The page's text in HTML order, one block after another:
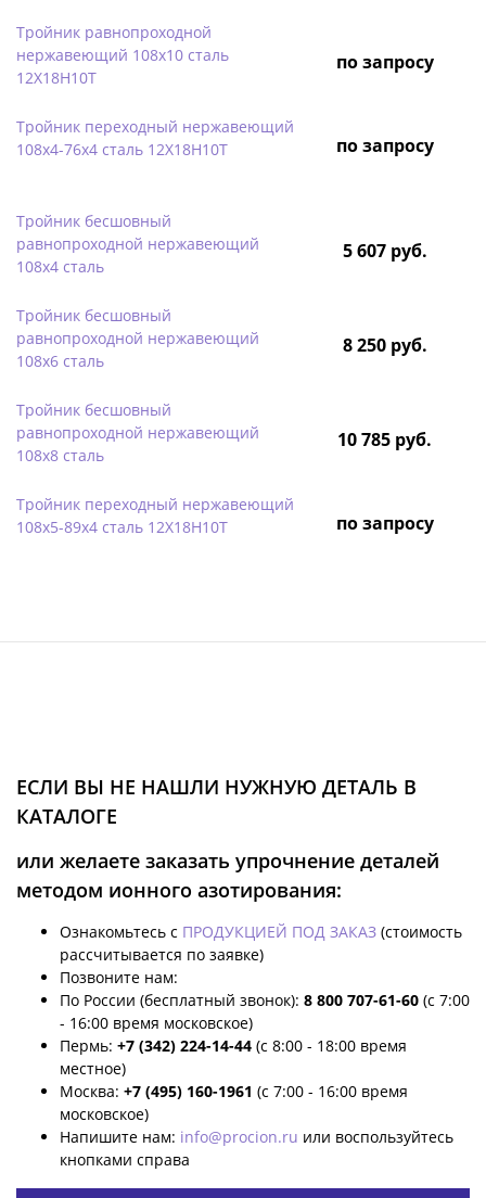
Тройник равнопроходной
нержавеющий 108х10 сталь
12Х18Н10Т
по запросу
Тройник переходный нержавеющий
108х4-76х4 сталь 12Х18Н10Т
по запросу
Тройник бесшовный
равнопроходной нержавеющий
108х4 сталь
5 607 руб.
Тройник бесшовный
равнопроходной нержавеющий
108х6 сталь
8 250 руб.
Тройник бесшовный
равнопроходной нержавеющий
108х8 сталь
10 785 руб.
Тройник переходный нержавеющий
108х5-89х4 сталь 12Х18Н10Т
по запросу
ЕСЛИ ВЫ НЕ НАШЛИ НУЖНУЮ ДЕТАЛЬ В
КАТАЛОГЕ
или желаете заказать упрочнение деталей
методом ионного азотирования:
Ознакомьтесь с ПРОДУКЦИЕЙ ПОД ЗАКАЗ (стоимость
рассчитывается по заявке)
Позвоните нам:
По России (бесплатный звонок): 8 800 707-61-60 (с 7:00
- 16:00 время московское)
Пермь: +7 (342) 224-14-44 (с 8:00 - 18:00 время
местное)
Москва: +7 (495) 160-1961 (с 7:00 - 16:00 время
московское)
Напишите нам: info@procion.ru или воспользуйтесь
кнопками справа